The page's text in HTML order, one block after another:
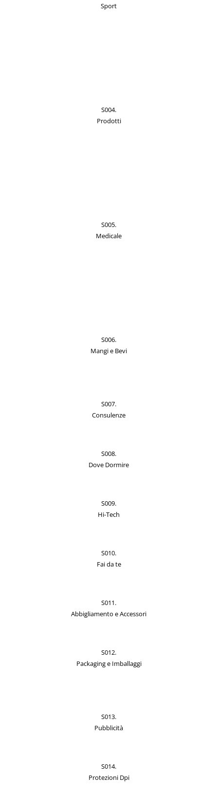
Sport
S004.
Prodotti
S005.
Medicale
S006.
Mangi e Bevi
S007.
Consulenze
S008.
Dove Dormire
S009.
Hi-Tech
S010.
Fai da te
S011.
Abbigliamento e Accessori
S012.
Packaging e Imballaggi
S013.
Pubblicità
S014.
Protezioni Dpi